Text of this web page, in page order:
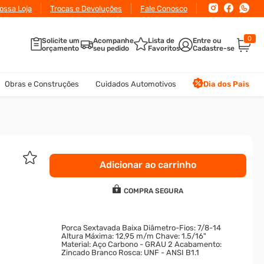
Loja Trocas e Devoluções Fale Conosco
Solicite um
orçamento
Acompanhe
seu pedido
Lista de
Favoritos
0
Obras e Construções Cuidados Automotivos Dia dos Pais
Adicionar ao carrinho
COMPRA SEGURA
Porca Sextavada Baixa Diâmetro-Fios: 7/8-14
Altura Máxima: 12,95 m/m Chave: 1.5/16"
Material: Aço Carbono - GRAU 2 Acabamento:
Zincado Branco Rosca: UNF - ANSI B1.1